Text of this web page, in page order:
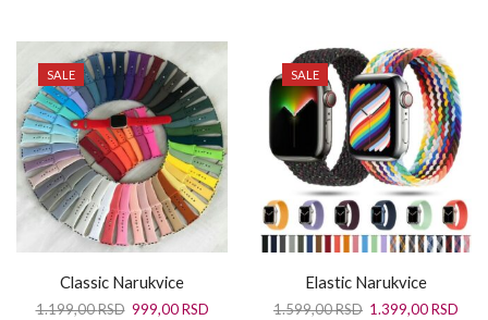
SALE
Classic Narukvice
1.199,00RSD 999,00RSD
SALE
Elastic Narukvice
1.599,00RSD 1.399,00RSD